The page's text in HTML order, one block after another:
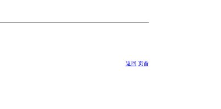
返回 页首